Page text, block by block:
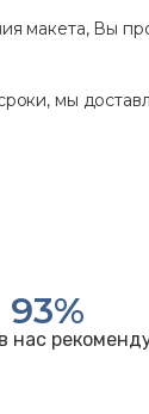
макета, Вы
мы
93%
нас